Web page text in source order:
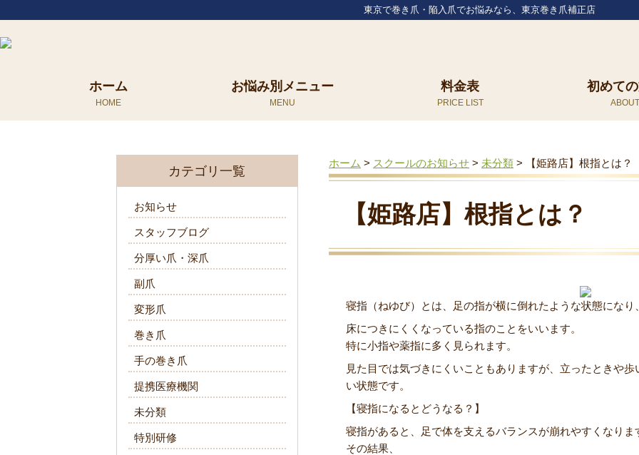
東京で巻き爪・陥入爪でお悩みなら、東京巻き爪補正店
ホーム お悩み別メニュー 料金表 初めて
ホーム > スクールのお知らせ > 未分類 > 【姫路店】根指とは？
【姫路店】根指とは？
寝指（ねゆび）とは、足の指が横に倒れたような状態になり
床につきにくくなっている指のことをいいます。
特に小指や薬指に多く見られます。
見た目では気づきにくいこともありますが、立ったときや
い状態です。
【寝指になるとどうなる？】
寝指があると、足で体を支えるバランスが崩れやすくなりま
その結果、
カテゴリ一覧
お知らせ
スタッフブログ
分厚い爪・深爪
副爪
変形爪
巻き爪
手の巻き爪
提携医療機関
未分類
特別研修